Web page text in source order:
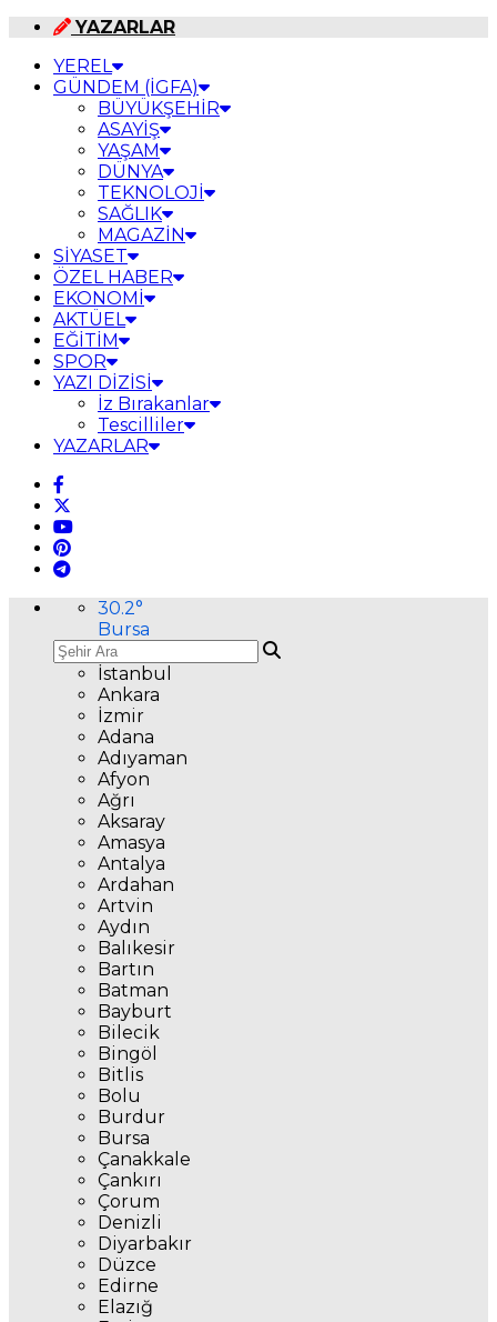
YAZARLAR
YEREL
GÜNDEM (İGFA)
BÜYÜKŞEHİR
ASAYİŞ
YAŞAM
DÜNYA
TEKNOLOJİ
SAĞLIK
MAGAZİN
SİYASET
ÖZEL HABER
EKONOMİ
AKTÜEL
EĞİTİM
SPOR
YAZI DİZİSİ
İz Bırakanlar
Tescilliler
YAZARLAR
30.2°
Bursa
İstanbul
Ankara
İzmir
Adana
Adıyaman
Afyon
Ağrı
Aksaray
Amasya
Antalya
Ardahan
Artvin
Aydın
Balıkesir
Bartın
Batman
Bayburt
Bilecik
Bingöl
Bitlis
Bolu
Burdur
Bursa
Çanakkale
Çankırı
Çorum
Denizli
Diyarbakır
Düzce
Edirne
Elazığ